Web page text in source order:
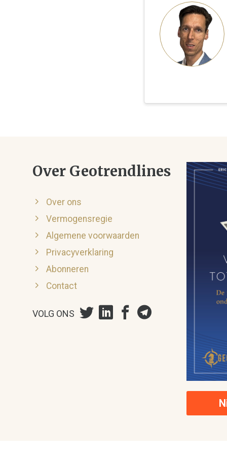
Over Geotrendlines
Over ons
Vermogensregie
Algemene voorwaarden
Privacyverklaring
Abonneren
Contact
VOLG ONS